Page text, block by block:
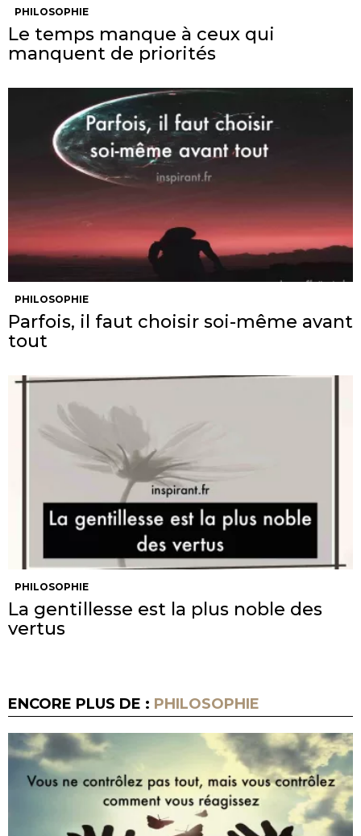
PHILOSOPHIE
Le temps manque à ceux qui
manquent de priorités
PHILOSOPHIE
Parfois, il faut choisir soi-même avant
tout
PHILOSOPHIE
La gentillesse est la plus noble des
vertus
ENCORE PLUS DE : PHILOSOPHIE